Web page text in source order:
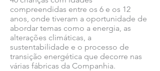
compreendidas entre os 6 e os 12
anos, onde tiveram a oportunidade de
abordar temas como a energia, as
alterações climáticas, a
sustentabilidade e o processo de
transição energética que decorre nas
várias fábricas da Companhia.